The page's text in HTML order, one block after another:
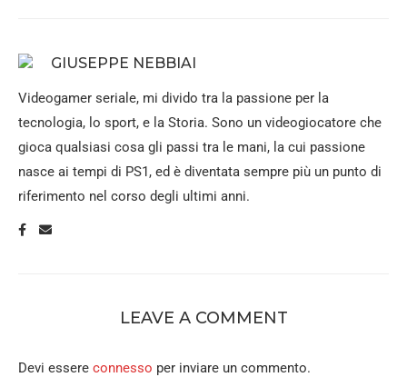
GIUSEPPE NEBBIAI
Videogamer seriale, mi divido tra la passione per la
tecnologia, lo sport, e la Storia. Sono un videogiocatore che
gioca qualsiasi cosa gli passi tra le mani, la cui passione
nasce ai tempi di PS1, ed è diventata sempre più un punto di
riferimento nel corso degli ultimi anni.
LEAVE A COMMENT
Devi essere connesso per inviare un commento.